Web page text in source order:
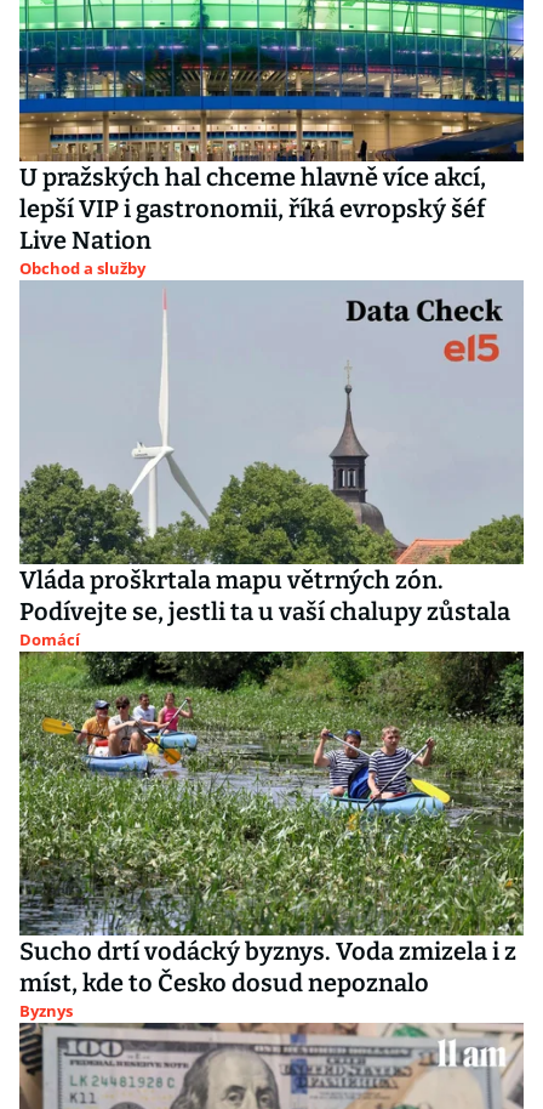
U pražských hal chceme hlavně více akcí,
lepší VIP i gastronomii, říká evropský šéf
Live Nation
Obchod a služby
Vláda proškrtala mapu větrných zón.
Podívejte se, jestli ta u vaší chalupy zůstala
Domácí
Sucho drtí vodácký byznys. Voda zmizela i z
míst, kde to Česko dosud nepoznalo
Byznys